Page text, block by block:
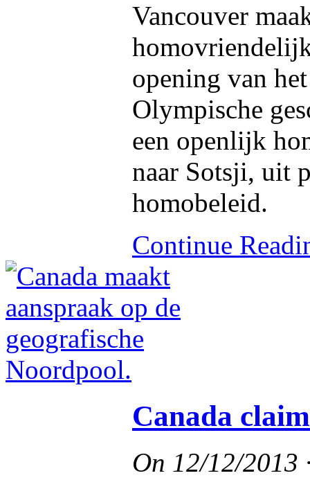
Vancouver
opening van
Olympische
een openlijk
naar Sotsji, uit
homobeleid.
Continue
Canada
On 12/12/2013